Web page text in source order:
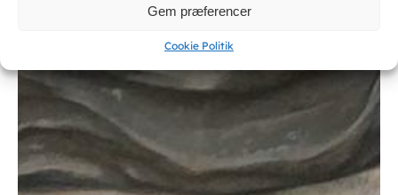
Gem præferencer
Cookie Politik